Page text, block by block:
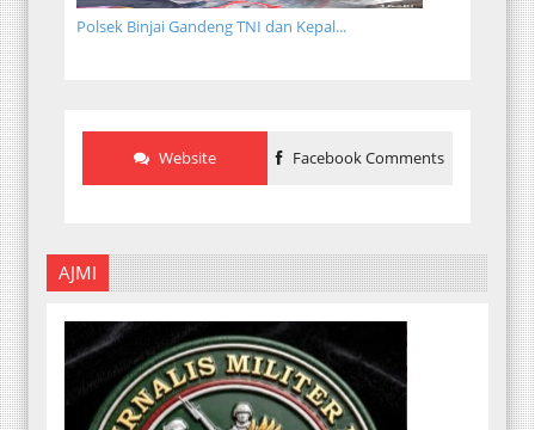
Polsek Binjai Gandeng TNI dan Kepal...
Website Facebook Comments
AJMI